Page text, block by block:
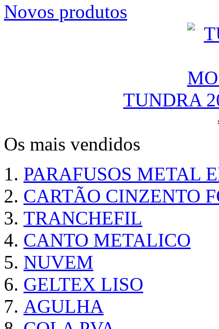
Novos produtos
TUNDRA
Os mais vendidos
PARAFUSOS METAL
CARTÃO CINZENTO
TRANCHEFIL
CANTO METALICO
NUVEM
GELTEX LISO
AGULHA